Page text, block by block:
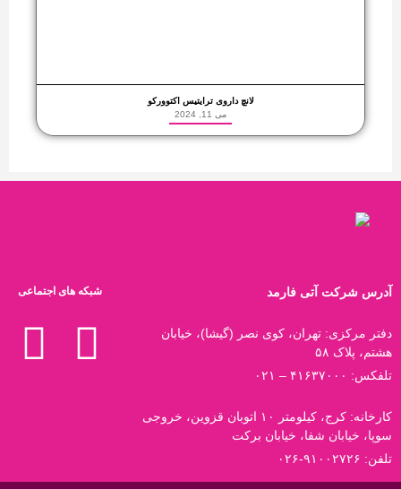
لانچ داروی ترایتیس اکتوورکو
می 11, 2024
شبکه های اجتماعی آدرس شرکت آتی فارمد
دفتر مرکزی: تهران، کوی نصر (گیشا)، خیابان
هشتم، پلاک ۵۸
تلفکس: ۴۱۶۳۷۰۰۰ – ۰۲۱
کارخانه: کرج، کیلومتر ۱۰ اتوبان قزوین، خروجی
سوپا، خیابان شفا، خیابان برکت
تلفن: ۹۱۰۰۲۷۲۶-۰۲۶